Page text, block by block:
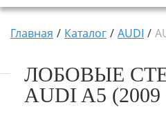
Главная Каталог AUDI
ЛОБОВЫЕ
AUDI A5 (2009